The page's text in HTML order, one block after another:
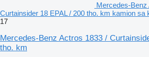
Mercedes-Benz
Curtainsider 18 EPAL / 200 tho. km kamion sa
17
Mercedes-Benz Actros 1833 /
tho. km